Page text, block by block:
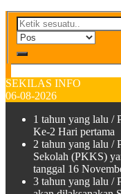
SEKILAS INFO
06-08-2026
1 tahun yang lalu /
Ke-2 Hari pertama
2 tahun yang lalu /
Sekolah (PKKS)
tanggal 16
3 tahun yang lalu /